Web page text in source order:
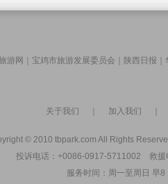
游网 宝鸡市旅游发展委员会 陕西日报
关于我们 加入我们
© 2010 tbpark.com All Rights
投诉电话：+0086-0917-5711002 救
服务时间：周一至周日 早